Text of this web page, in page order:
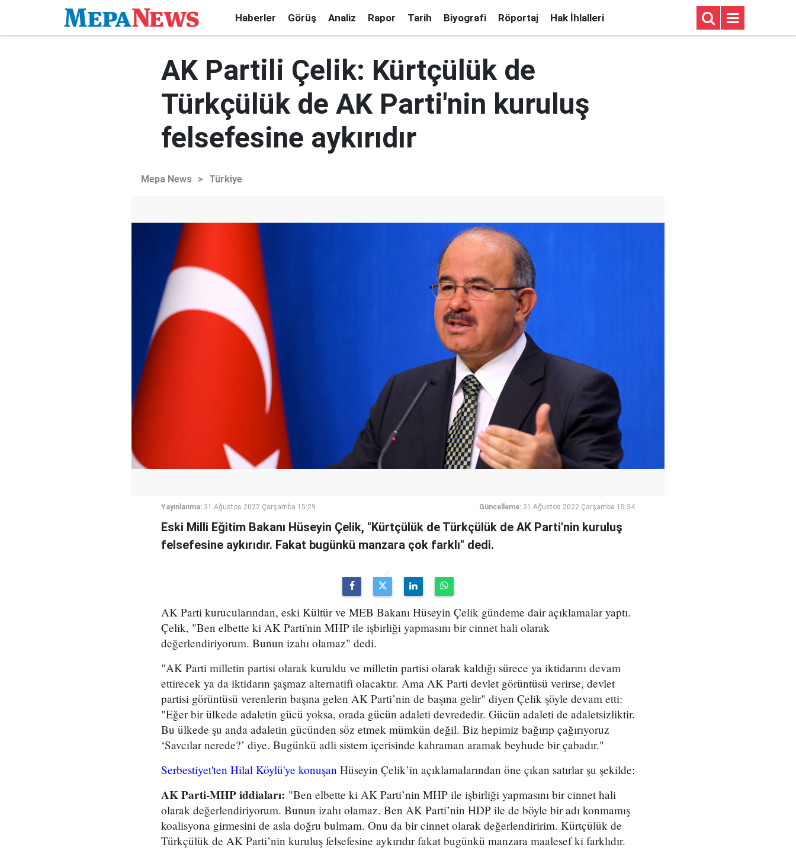
Haberler Görüş Analiz Rapor Tarih Biyografi Röportaj Hak İhlalleri
AK Partili Çelik: Kürtçülük de
Türkçülük de AK Parti'nin kuruluş
felsefesine aykırıdır
Mepa News > Türkiye
Yayınlanma: 31 Ağustos 2022 Çarşamba 15:29 Güncelleme: 31 Ağustos 2022 Çarşamba 15:34
Eski Milli Eğitim Bakanı Hüseyin Çelik, "Kürtçülük de Türkçülük de AK Parti'nin kuruluş
felsefesine aykırıdır. Fakat bugünkü manzara çok farklı" dedi.
AK Parti kurucularından, eski Kültür ve MEB Bakanı Hüseyin Çelik gündeme dair açıklamalar yaptı.
Çelik, "Ben elbette ki AK Parti'nin MHP ile işbirliği yapmasını bir cinnet hali olarak
değerlendiriyorum. Bunun izahı olamaz" dedi.
"AK Parti milletin partisi olarak kuruldu ve milletin partisi olarak kaldığı sürece ya iktidarını devam
ettirecek ya da iktidarın şaşmaz alternatifi olacaktır. Ama AK Parti devlet görüntüsü verirse, devlet
partisi görüntüsü verenlerin başına gelen AK Parti’nin de başına gelir" diyen Çelik şöyle devam etti:
"Eğer bir ülkede adaletin gücü yoksa, orada gücün adaleti devrededir. Gücün adaleti de adaletsizliktir.
Bu ülkede şu anda adaletin gücünden söz etmek mümkün değil. Biz hepimiz bağırıp çağırıyoruz
‘Savcılar nerede?’ diye. Bugünkü adli sistem içerisinde kahraman aramak beyhude bir çabadır."
Serbestiyet'ten Hilal Köylü'ye konuşan Hüseyin Çelik’in açıklamalarından öne çıkan satırlar şu şekilde:
AK Parti-MHP iddiaları: "Ben elbette ki AK Parti’nin MHP ile işbirliği yapmasını bir cinnet hali
olarak değerlendiriyorum. Bunun izahı olamaz. Ben AK Parti’nin HDP ile de böyle bir adı konmamış
koalisyona girmesini de asla doğru bulmam. Onu da bir cinnet olarak değerlendiririm. Kürtçülük de
Türkçülük de AK Parti’nin kuruluş felsefesine aykırıdır fakat bugünkü manzara maalesef ki farklıdır.